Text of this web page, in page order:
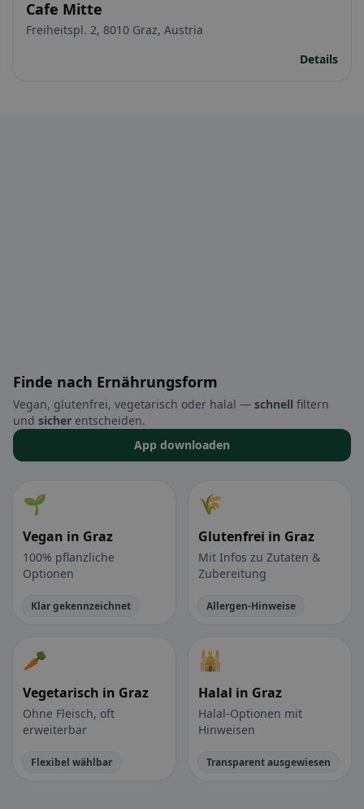
Cafe Mitte
Freiheitspl. 2, 8010 Graz, Austria
Details
Finde nach Ernährungsform
Vegan, glutenfrei, vegetarisch oder halal — schnell filtern
und sicher entscheiden.
App downloaden
🌱
Vegan in Graz
100% pflanzliche
Optionen
Klar gekennzeichnet
🌾
Glutenfrei in Graz
Mit Infos zu Zutaten &
Zubereitung
Allergen-Hinweise
🥕
Vegetarisch in Graz
Ohne Fleisch, oft
erweiterbar
Flexibel wählbar
🕌
Halal in Graz
Halal-Optionen mit
Hinweisen
Transparent ausgewiesen